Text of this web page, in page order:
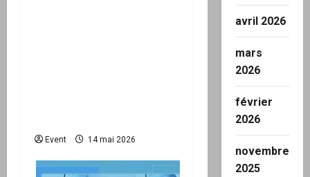
Event 14 mai 2026
avril 2026
mars
2026
février
2026
novembre
2025